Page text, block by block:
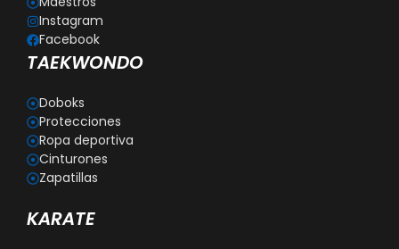
Instagram
Facebook
TAEKWONDO
Doboks
Protecciones
Ropa deportiva
Cinturones
Zapatillas
KARATE